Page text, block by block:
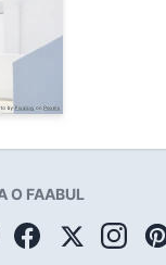
O FAABUL